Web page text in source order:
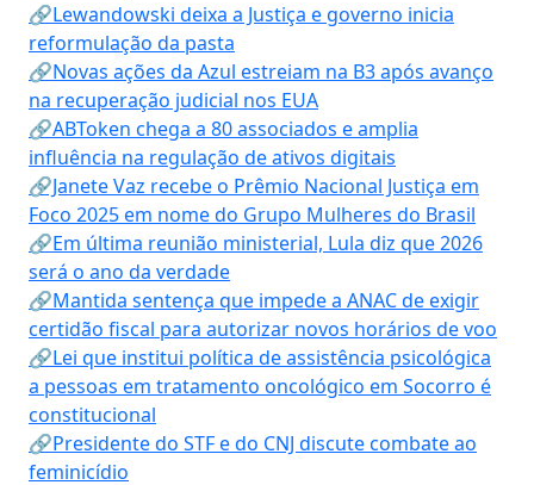
🔗Lewandowski deixa a Justiça e governo inicia
reformulação da pasta
🔗Novas ações da Azul estreiam na B3 após avanço
na recuperação judicial nos EUA
🔗ABToken chega a 80 associados e amplia
influência na regulação de ativos digitais
🔗Janete Vaz recebe o Prêmio Nacional Justiça em
Foco 2025 em nome do Grupo Mulheres do Brasil
🔗Em última reunião ministerial, Lula diz que 2026
será o ano da verdade
🔗Mantida sentença que impede a ANAC de exigir
certidão fiscal para autorizar novos horários de voo
🔗Lei que institui política de assistência psicológica
a pessoas em tratamento oncológico em Socorro é
constitucional
🔗Presidente do STF e do CNJ discute combate ao
feminicídio